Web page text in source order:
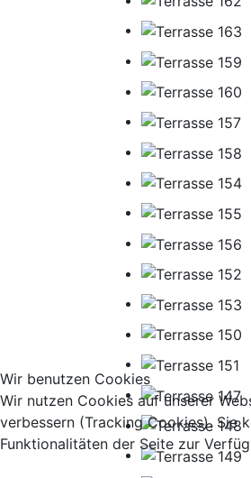
Wir benutzen Cookies
Wir nutzen Cookies auf unserer
verbessern (Tracking Cookies). Sie
Funktionalitäten der Seite zur